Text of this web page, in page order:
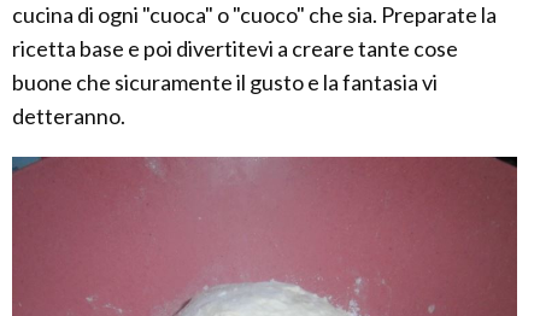
cucina di ogni "cuoca" o "cuoco" che sia. Preparate la
ricetta base e poi divertitevi a creare tante cose
buone che sicuramente il gusto e la fantasia vi
detteranno.